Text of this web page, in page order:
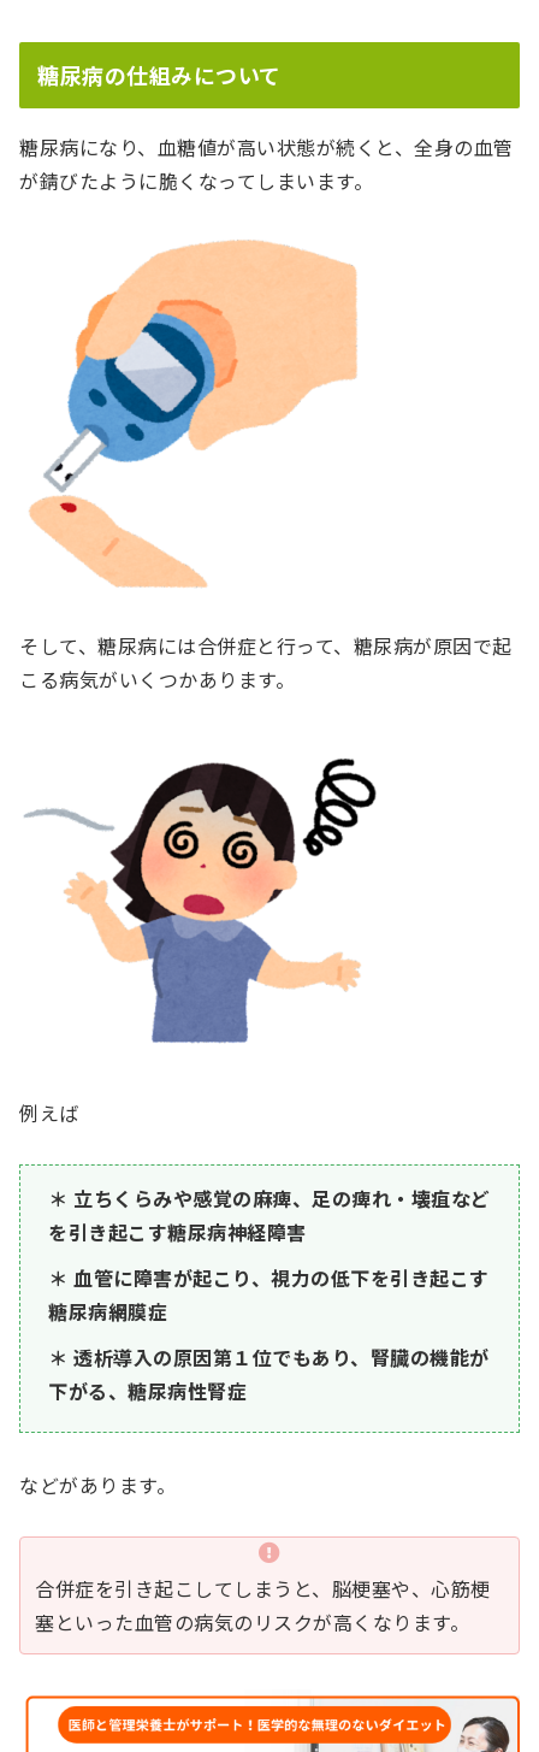
糖尿病の仕組みについて
糖尿病になり、血糖値が高い状態が続くと、全身の血管
が錆びたように脆くなってしまいます。
そして、糖尿病には合併症と行って、糖尿病が原因で起
こる病気がいくつかあります。
例えば
立ちくらみや感覚の麻痺、足の痺れ・壊疽など
を引き起こす糖尿病神経障害
血管に障害が起こり、視力の低下を引き起こす
糖尿病網膜症
透析導入の原因第１位でもあり、腎臓の機能が
下がる、糖尿病性腎症
などがあります。
合併症を引き起こしてしまうと、脳梗塞や、心筋梗
塞といった血管の病気のリスクが高くなります。